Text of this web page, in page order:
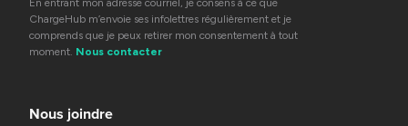
En entrant mon adresse courriel, je consens à ce que
ChargeHub m’envoie ses infolettres régulièrement et je
comprends que je peux retirer mon consentement à tout
moment. Nous contacter
Nous joindre